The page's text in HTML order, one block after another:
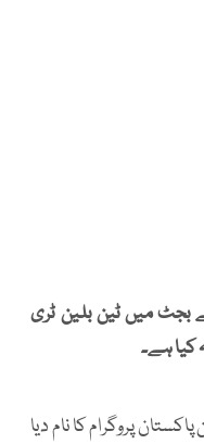
بجٹ میں ٹین بلین ٹری
کیا ہے۔
پروگرام کا نام دیا